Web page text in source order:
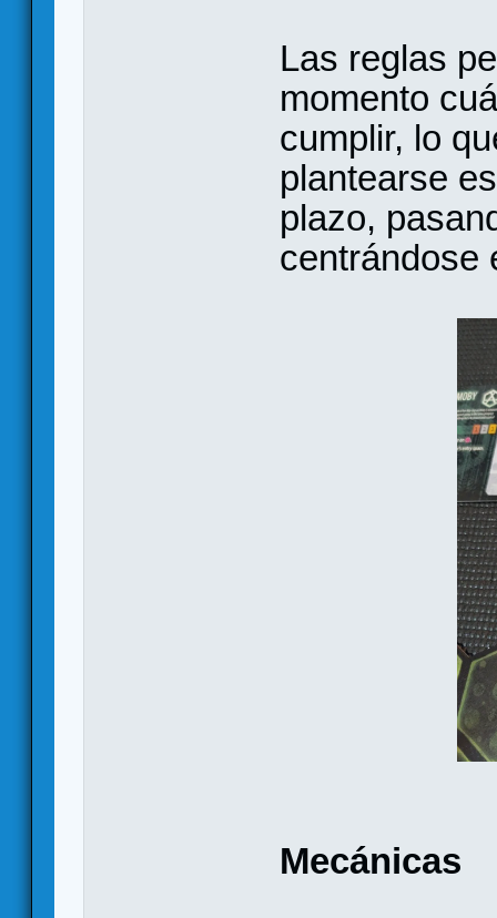
Las reglas
momento
cumplir, lo
plantearse
plazo,
centrándose
Mecánicas